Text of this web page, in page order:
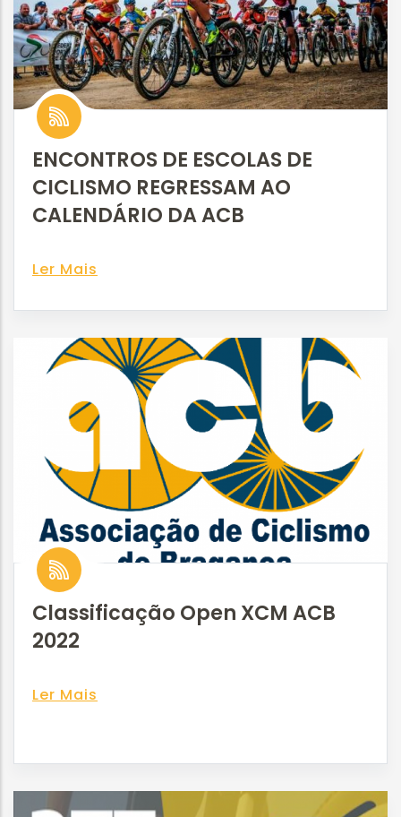
ENCONTROS DE ESCOLAS DE
CICLISMO REGRESSAM AO
CALENDÁRIO DA ACB
Ler Mais
Classificação Open XCM ACB
2022
Ler Mais